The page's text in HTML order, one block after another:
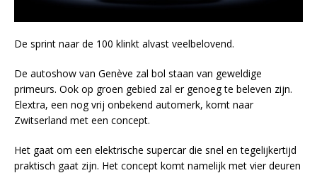
De sprint naar de 100 klinkt alvast veelbelovend.
De autoshow van Genève zal bol staan van geweldige
primeurs. Ook op groen gebied zal er genoeg te beleven zijn.
Elextra, een nog vrij onbekend automerk, komt naar
Zwitserland met een concept.
Het gaat om een elektrische supercar die snel en tegelijkertijd
praktisch gaat zijn. Het concept komt namelijk met vier deuren